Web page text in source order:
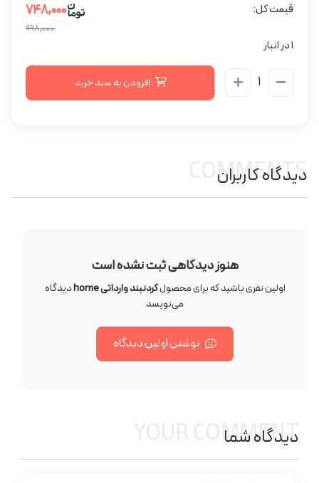
قیمت کل:
۹۹۸,۰۰۰
1 در انبار
افزودن به سبد خرید
دیدگاه کاربران
COMMENTS
هنوز دیدگاهی ثبت نشده است
اولین نفری باشید که برای محصولگردنبند وارداتی home
دیدگاه
می‌نویسد
نوشتن اولین دیدگاه
دیدگاه شما
YOUR COMMENT